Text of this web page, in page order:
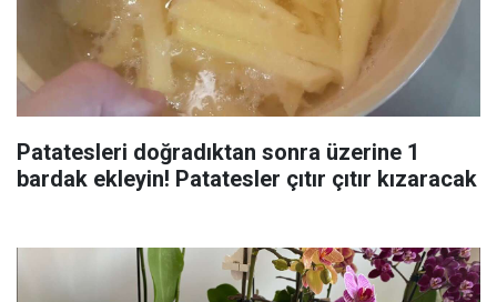
Patatesleri doğradıktan sonra üzerine 1
bardak ekleyin! Patatesler çıtır çıtır kızaracak